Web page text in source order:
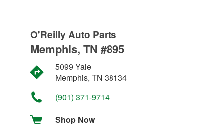
O'Reilly Auto Parts
Memphis, TN #895
5099 Yale
Memphis, TN 38134
(901) 371-9714
Shop Now